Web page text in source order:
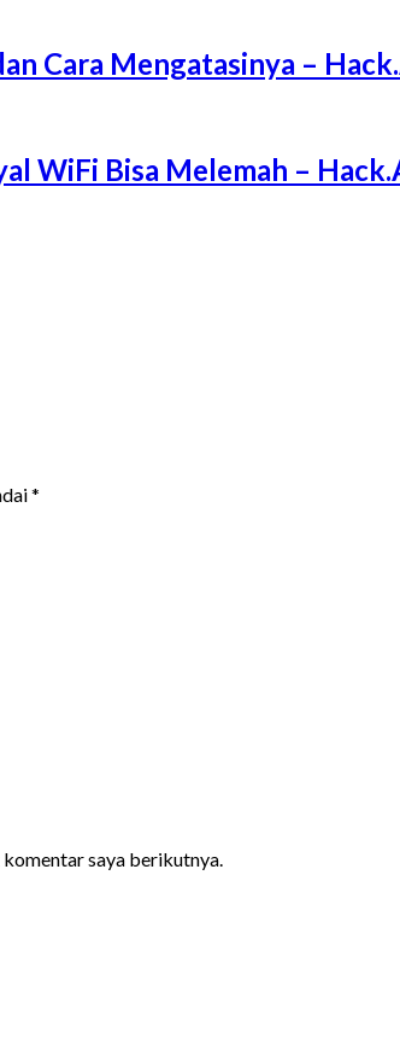
Cara Mengatasinya –
WiFi Bisa Melemah –
*
komentar saya berikutnya.